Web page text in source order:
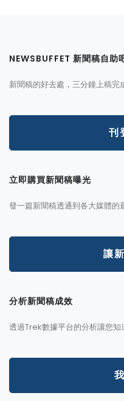
NEWSBUFFET 新聞稿自助
新聞稿的好去處，三分鐘上稿完
刊
立即購買新聞稿曝光
發一篇新聞稿透通到各大媒體的
讓
分析新聞稿成效
透過Trek數據平台的分析讓您知